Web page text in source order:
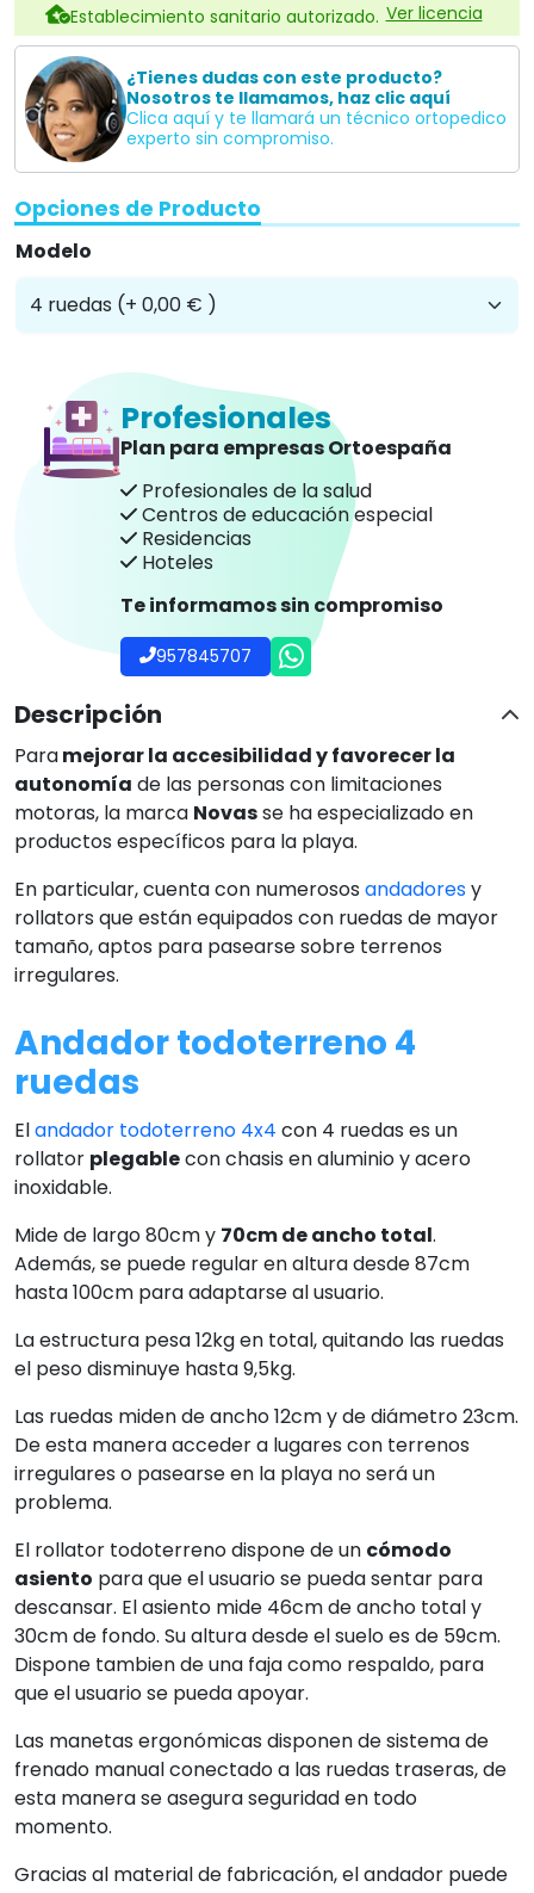
Establecimiento sanitario autorizado. Ver licencia
¿Tienes dudas con este producto?
Nosotros te llamamos, haz clic aquí
Clica aquí y te llamará un técnico ortopedico
experto sin compromiso.
Opciones de Producto
Modelo
Profesionales
Plan para empresas Ortoespaña
Profesionales de la salud
Centros de educación especial
Residencias
Hoteles
Te informamos sin compromiso
957845707
Descripción
Paramejorar la accesibilidad y favorecer la
autonomía de las personas con limitaciones
motoras, la marca Novasse ha especializado en
productos específicos para la playa.
En particular, cuenta con numerosos andadoresy
rollators que están equipados con ruedas de mayor
tamaño, aptos para pasearse sobre terrenos
irregulares.
Andador todoterreno 4
ruedas
Elandador todoterreno 4x4 con 4 ruedas es un
rollator plegablecon chasis en aluminio y acero
inoxidable.
Mide de largo 80cm y 70cm de ancho total.
Además, se puede regular en altura desde 87cm
hasta 100cm para adaptarse al usuario.
La estructura pesa 12kg en total, quitando las ruedas
el peso disminuye hasta 9,5kg.
Las ruedas miden de ancho 12cm y de diámetro 23cm.
De esta manera acceder a lugares con terrenos
irregulares o pasearse en la playa no será un
problema.
El rollator todoterreno dispone de un cómodo
asiento para que el usuario se pueda sentar para
descansar. El asiento mide 46cm de ancho total y
30cm de fondo. Su altura desde el suelo es de 59cm.
Dispone tambien de una faja como respaldo, para
que el usuario se pueda apoyar.
Las manetas ergonómicas disponen de sistema de
frenado manual conectado a las ruedas traseras, de
esta manera se asegura seguridad en todo
momento.
Gracias al material de fabricación, el andador puede